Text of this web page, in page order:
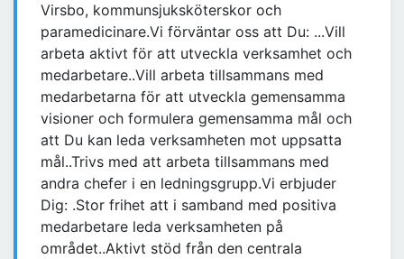
Virsbo, kommunsjuksköterskor och
paramedicinare.Vi förväntar oss att Du: ...Vill
arbeta aktivt för att utveckla verksamhet och
medarbetare..Vill arbeta tillsammans med
medarbetarna för att utveckla gemensamma
visioner och formulera gemensamma mål och
att Du kan leda verksamheten mot uppsatta
mål..Trivs med att arbeta tillsammans med
andra chefer i en ledningsgrupp.Vi erbjuder
Dig: .Stor frihet att i samband med positiva
medarbetare leda verksamheten på
området..Aktivt stöd från den centrala